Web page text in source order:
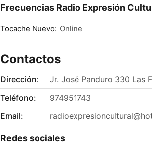
Frecuencias Radio Expresión
Tocache Nuevo: Online
Contactos
Dirección:
Jr. José Panduro 330 Las
Teléfono:
974951743
Email:
Redes sociales